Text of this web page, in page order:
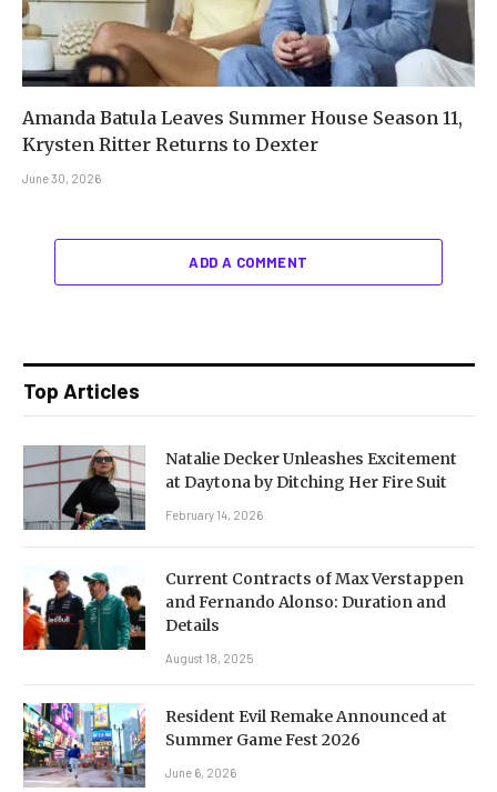
Amanda Batula Leaves Summer House Season 11,
Krysten Ritter Returns to Dexter
June 30, 2026
ADD A COMMENT
Top Articles
Natalie Decker Unleashes Excitement
at Daytona by Ditching Her Fire Suit
February 14, 2026
Current Contracts of Max Verstappen
and Fernando Alonso: Duration and
Details
August 18, 2025
Resident Evil Remake Announced at
Summer Game Fest 2026
June 6, 2026